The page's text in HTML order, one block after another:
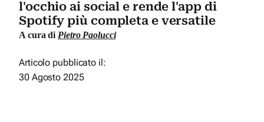
l'occhio ai social e rende l'app di
Spotify più completa e versatile
A cura di Pietro Paolucci
Articolo pubblicato il:
30 Agosto 2025